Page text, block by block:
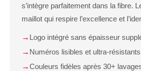
s’intègre parfaitement dans la fibre.
maillot qui respire l’excellence et
→ Logo intégré sans épaisseur
→ Numéros lisibles et ultra-résistants
→Couleurs fidèles après 30+